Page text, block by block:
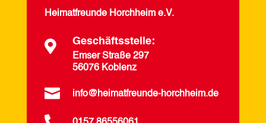
Heimatfreunde Horchheim e.V.
 Geschäftsstelle:
Emser Straße 297
56076 Koblenz
 info@heimatfreunde-horchheim.de